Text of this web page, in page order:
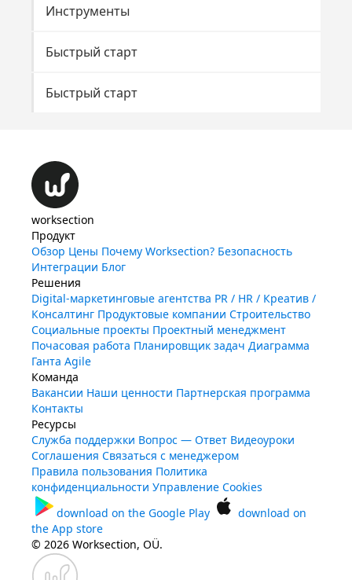
Инструменты
Быстрый старт
Быстрый старт
worksection
Продукт
Обзор Цены Почему Worksection? Безопасность
Интеграции Блог
Решения
Digital-маркетинговые агентства PR / HR / Креатив /
Консалтинг Продуктовые компании Строительство
Социальные проекты Проектный менеджмент
Почасовая работа Планировщик задач Диаграмма
Ганта Agile
Команда
Вакансии Наши ценности Партнерская программа
Контакты
Ресурсы
Служба поддержки Вопрос — Ответ Видеоуроки
Соглашения Связаться с менеджером
Правила пользования Политика
конфиденциальности Управление Cookies
download on the Google Play
download on
the App store
© 2026 Worksection, OÜ.